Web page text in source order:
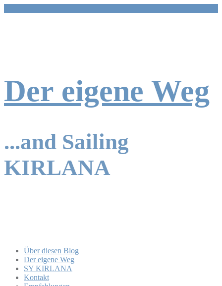
Der eigene Weg
...and Sailing
KIRLANA
Über diesen Blog
Der eigene Weg
SY KIRLANA
Kontakt